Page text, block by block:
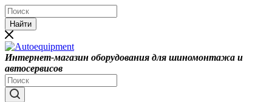
Найти
Интернет-магазин оборудования для шиномонтажа и
автосервисов